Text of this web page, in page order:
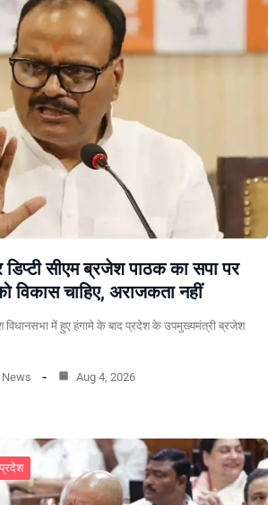
डिप्टी सीएम ब्रजेश पाठक का सपा पर
विकास चाहिए, अराजकता नहीं
विधानसभा में हुए हंगामे के बाद प्रदेश के उपमुख्यमंत्री ब्रजेश
Aug 4, 2026